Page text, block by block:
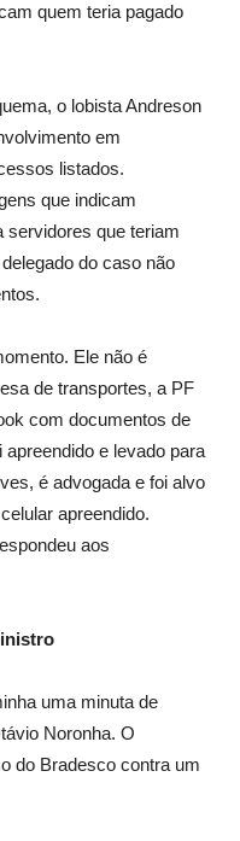
quem teria pagado
o lobista Andreson
em
listados.
que indicam
servidores que teriam
do caso não
Ele não é
de transportes, a PF
com documentos de
e levado para
é advogada e foi alvo
apreendido.
aos
uma minuta de
Noronha. O
do Bradesco contra um